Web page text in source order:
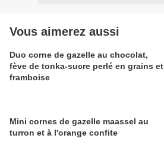
Vous aimerez aussi
Duo corne de gazelle au chocolat,
fève de tonka-sucre perlé en grains et
framboise
Mini cornes de gazelle maassel au
turron et à l'orange confite